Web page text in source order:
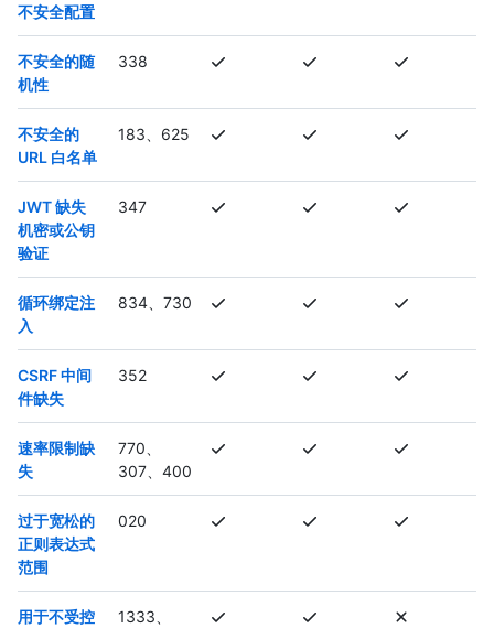
不安全配置
不安全的随
机性
338
不安全的
URL 白名单
183、625
JWT 缺失
机密或公钥
验证
347
循环绑定注
入
834、730
CSRF 中间
件缺失
352
速率限制缺
失
770、
307、400
过于宽松的
正则表达式
范围
020
用于不受控
1333、